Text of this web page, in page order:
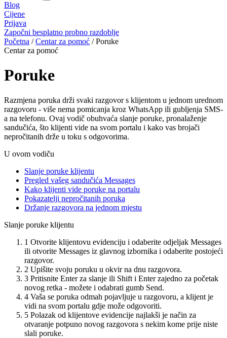
Blog‎
Cijene
Prijava
Započni besplatno probno razdoblje
Početna / Centar za pomoć / Poruke
Centar za pomoć
Poruke
Razmjena poruka drži svaki razgovor s klijentom u jednom urednom
razgovoru - više nema pomicanja kroz WhatsApp ili gubljenja SMS-
a na telefonu. Ovaj vodič obuhvaća slanje poruke, pronalaženje
sandučića, što klijenti vide na svom portalu i kako vas brojači
nepročitanih drže u toku s odgovorima.
U ovom vodiču
Slanje poruke klijentu
Pregled vašeg sandučića Messages
Kako klijenti vide poruke na portalu
Pokazatelji nepročitanih poruka
Držanje razgovora na jednom mjestu
Slanje poruke klijentu
1 Otvorite klijentovu evidenciju i odaberite odjeljak Messages
ili otvorite Messages iz glavnog izbornika i odaberite postojeći
razgovor.
2 Upišite svoju poruku u okvir na dnu razgovora.
3 Pritisnite Enter za slanje ili Shift i Enter zajedno za početak
novog retka - možete i odabrati gumb Send.
4 Vaša se poruka odmah pojavljuje u razgovoru, a klijent je
vidi na svom portalu gdje može odgovoriti.
5 Polazak od klijentove evidencije najlakši je način za
otvaranje potpuno novog razgovora s nekim kome prije niste
slali poruke.